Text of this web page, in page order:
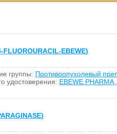
EBEWE)
группы: Противоопухолевый
удостоверения: EBEWE